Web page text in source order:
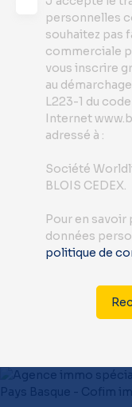
personnelles
souhaitez pas
commerciale
vous inscrire
au
L223-1 du
Internet
adressé à :
Société
BLOIS CEDEX.
Pour en savoir
données
politique de